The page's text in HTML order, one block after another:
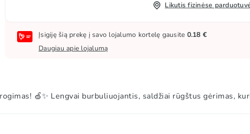
Likutis fizinėse
Įsigiję šią prekę į savo lojalumo kortelę gausite 0.18 €
Daugiau apie lojalumą
🍏✨ Lengvai burbuliuojantis, saldžiai rūgštus gėrimas,